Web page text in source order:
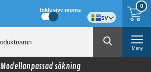
0
Inklusive moms
sv
Meny
Modellanpassad sökning